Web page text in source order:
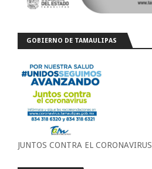
GOBIERNO DE TAMAULIPAS
JUNTOS CONTRA EL CORONAVIRUS